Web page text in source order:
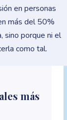
en personas
más del 50%
sino porque ni el
como tal.
más